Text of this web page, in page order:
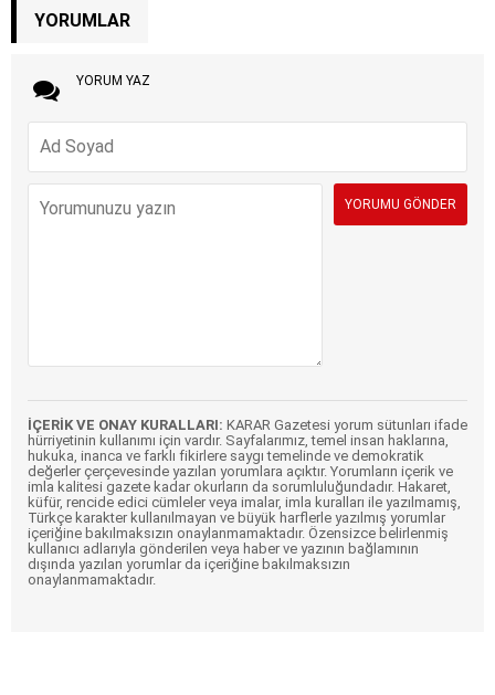
YORUMLAR
YORUM YAZ
İÇERİK VE ONAY KURALLARI: KARAR Gazetesi yorum sütunları ifade
hürriyetinin kullanımı için vardır. Sayfalarımız, temel insan haklarına,
hukuka, inanca ve farklı fikirlere saygı temelinde ve demokratik
değerler çerçevesinde yazılan yorumlara açıktır. Yorumların içerik ve
imla kalitesi gazete kadar okurların da sorumluluğundadır. Hakaret,
küfür, rencide edici cümleler veya imalar, imla kuralları ile yazılmamış,
Türkçe karakter kullanılmayan ve büyük harflerle yazılmış yorumlar
içeriğine bakılmaksızın onaylanmamaktadır. Özensizce belirlenmiş
kullanıcı adlarıyla gönderilen veya haber ve yazının bağlamının
dışında yazılan yorumlar da içeriğine bakılmaksızın
onaylanmamaktadır.